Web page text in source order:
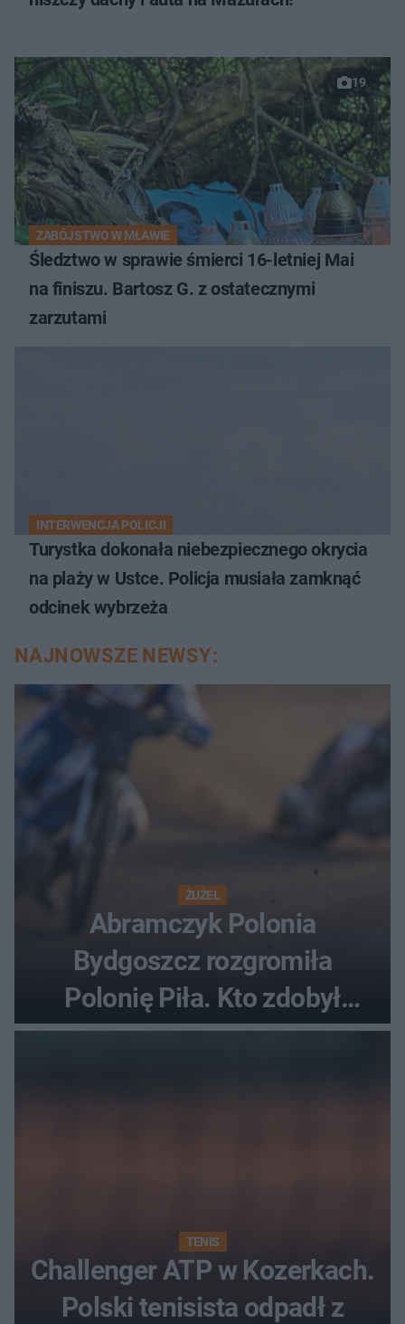
19
ZABÓJSTWO W MŁAWIE
Śledztwo w sprawie śmierci 16-letniej Mai
na finiszu. Bartosz G. z ostatecznymi
zarzutami
INTERWENCJA POLICJI
Turystka dokonała niebezpiecznego okrycia
na plaży w Ustce. Policja musiała zamknąć
odcinek wybrzeża
NAJNOWSZE NEWSY:
ŻUŻEL
Abramczyk Polonia
Bydgoszcz rozgromiła
Polonię Piła. Kto zdobył
najwięcej punktów?
TENIS
Challenger ATP w Kozerkach.
Polski tenisista odpadł z